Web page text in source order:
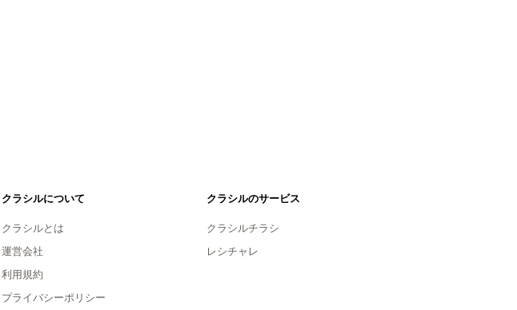
クラシルについて
クラシルとは
運営会社
利用規約
プライバシーポリシー
クラシルのサービス
クラシルチラシ
レシチャレ